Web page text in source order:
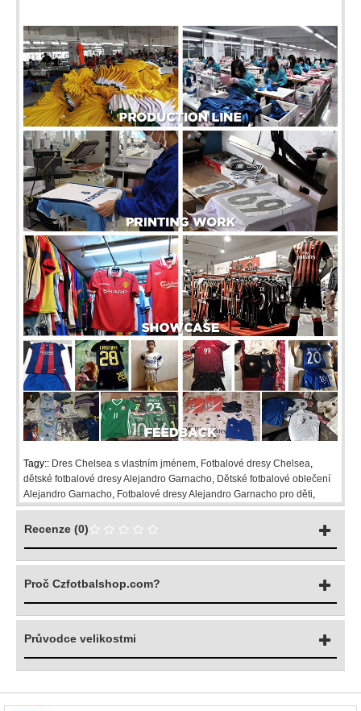
Tagy:: Dres Chelsea s vlastním jménem Fotbalové dresy Chelsea
dětské fotbalové dresy Alejandro Garnacho Dětské fotbalové oblečení
Alejandro Garnacho Fotbalové dresy Alejandro Garnacho pro děti
Recenze (0)
Proč Czfotbalshop.com?
Průvodce velikostmi